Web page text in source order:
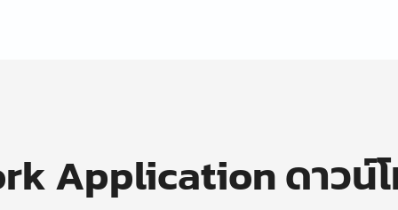
Application ดาวน์